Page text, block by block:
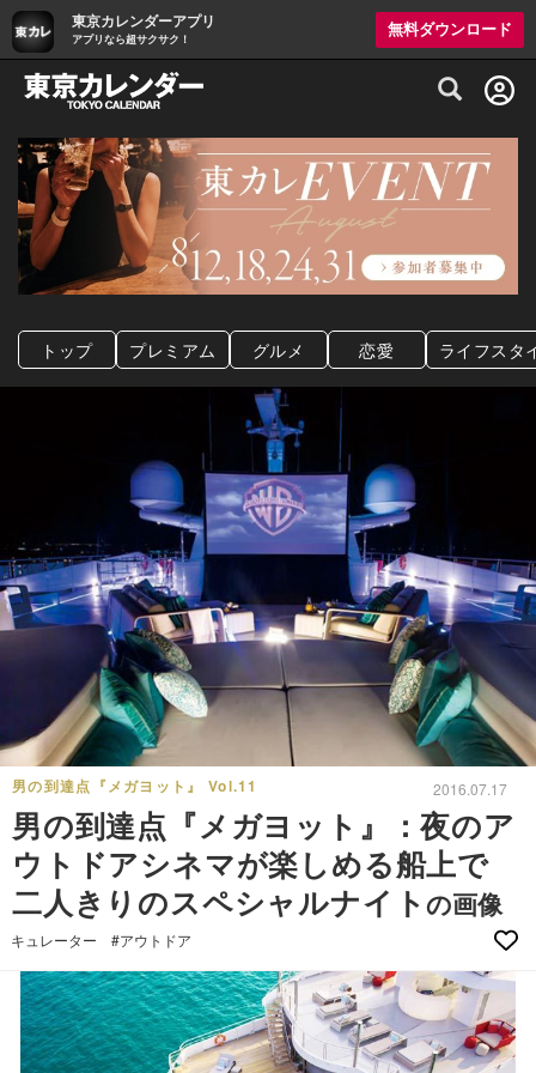
東京カレンダーアプリ
アプリなら超サクサク！
無料ダウンロード
グルメ情報・プレミアムレストラン予約
トップ プレミアム グルメ 恋愛 ライフスタ
男の到達点『メガヨット』 Vol.11 2016.07.17
男の到達点『メガヨット』：夜のア
ウトドアシネマが楽しめる船上で
二人きりのスペシャルナイトの画像
キュレーター #アウトドア